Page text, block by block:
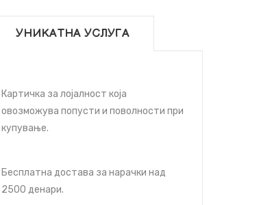
УНИКАТНА УСЛУГА
Картичка за лојалност која
овозможува попусти и поволности при
купување.
Бесплатна достава за нарачки над
2500 денари.